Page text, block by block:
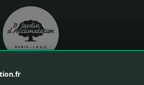
Logo du jardin d'acclimatation
tarif et gagnez du temps à